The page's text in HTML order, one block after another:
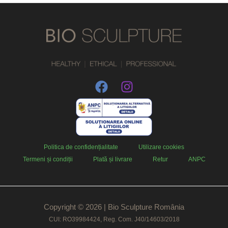
Politica de confidențialitate
Utilizare cookies
Termeni și condiții
Plată și livrare Retur ANPC
Copyright © 2026 | Bio Sculpture România
CUI: RO39984424, Reg. Com. J40/14603/2018